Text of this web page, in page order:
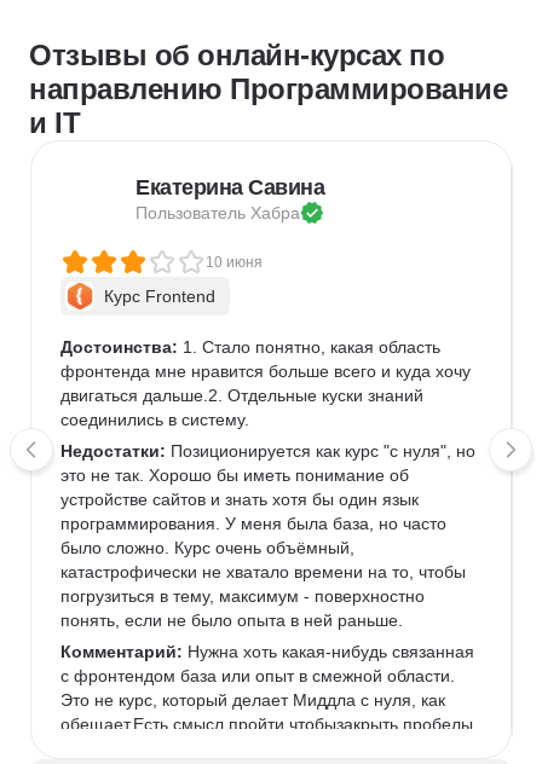
Отзывы об онлайн-курсах по
направлению Программирование
и IT
Екатерина Савина
Пользователь Хабра
10 июня
Курс Frontend
Достоинства: 1. Стало понятно, какая область
фронтенда мне нравится больше всего и куда хочу
двигаться дальше.2. Отдельные куски знаний
соединились в систему.
Недостатки: Позиционируется как курс "с нуля", но
это не так. Хорошо бы иметь понимание об
устройстве сайтов и знать хотя бы один язык
программирования. У меня была база, но часто
было сложно. Курс очень объёмный,
катастрофически не хватало времени на то, чтобы
погрузиться в тему, максимум - поверхностно
понять, если не было опыта в ней раньше.
Комментарий: Нужна хоть какая-нибудь связанная
с фронтендом база или опыт в смежной области.
Это не курс, который делает Миддла с нуля, как
обещает.Есть смысл пройти чтобызакрыть пробелы